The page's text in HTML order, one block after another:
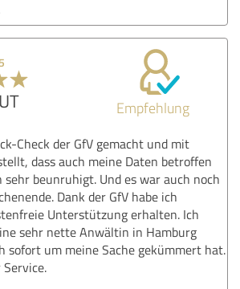
Empfehlung
Check der GfV gemacht und mit
dass auch meine Daten betroffen
sehr beunruhigt. Und es war auch noch
Dank der GfV habe ich
Unterstützung erhalten. Ich
sehr nette Anwältin in Hamburg
sofort um meine Sache gekümmert hat.